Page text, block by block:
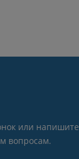
или напишите
вопросам.